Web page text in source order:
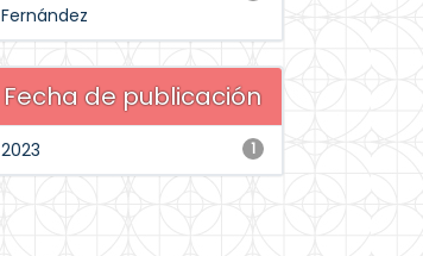
Fernández
Fecha de publicación
1
2023